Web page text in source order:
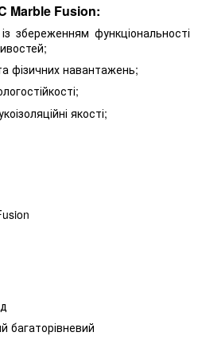
Marble Fusion:
збереженням функціональності
фізичних навантажень;
якості;
багаторівневий